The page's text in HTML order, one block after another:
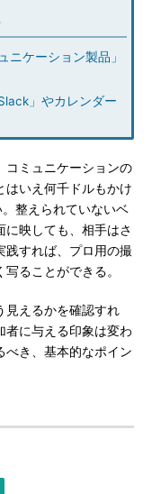
ニケーション製品」
」やカレンダー
ミュニケーションの
はいえ何千ドルもかけ
整えられていないベ
に映しても、相手はさ
践すれば、プロ用の撮
ることができる。
えるかを確認すれ
者に与える印象は変わ
べき、基本的なポイン